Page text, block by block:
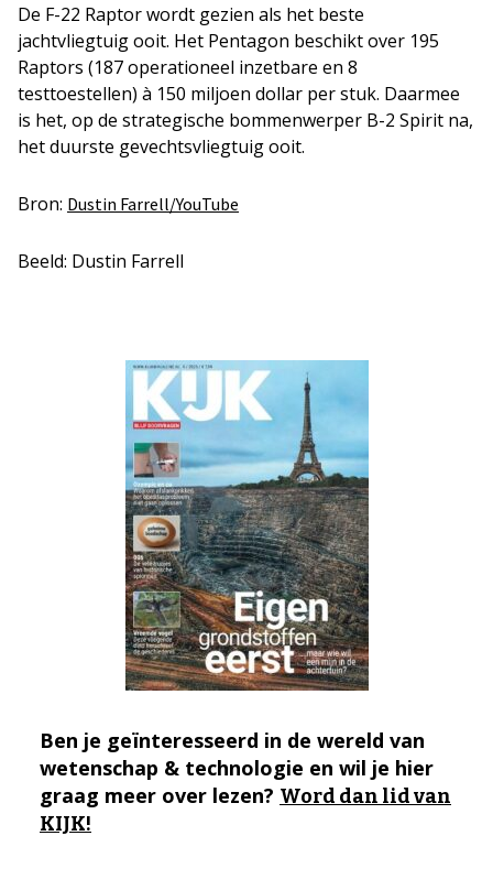
De F-22 Raptor wordt gezien als het beste
jachtvliegtuig ooit. Het Pentagon beschikt over 195
Raptors (187 operationeel inzetbare en 8
testtoestellen) à 150 miljoen dollar per stuk. Daarmee
is het, op de strategische bommenwerper B-2 Spirit na,
het duurste gevechtsvliegtuig ooit.
Bron: Dustin Farrell/YouTube
Beeld: Dustin Farrell
Ben je geïnteresseerd in de wereld van
wetenschap & technologie en wil je hier
graag meer over lezen? Word dan lid van
KIJK!